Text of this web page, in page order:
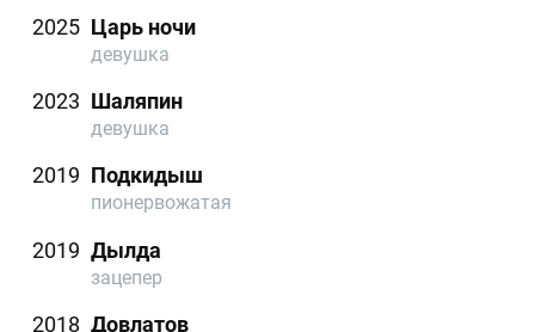
2025 Царь ночи
девушка
2023 Шаляпин
девушка
2019 Подкидыш
пионервожатая
2019 Дылда
зацепер
2018 Довлатов